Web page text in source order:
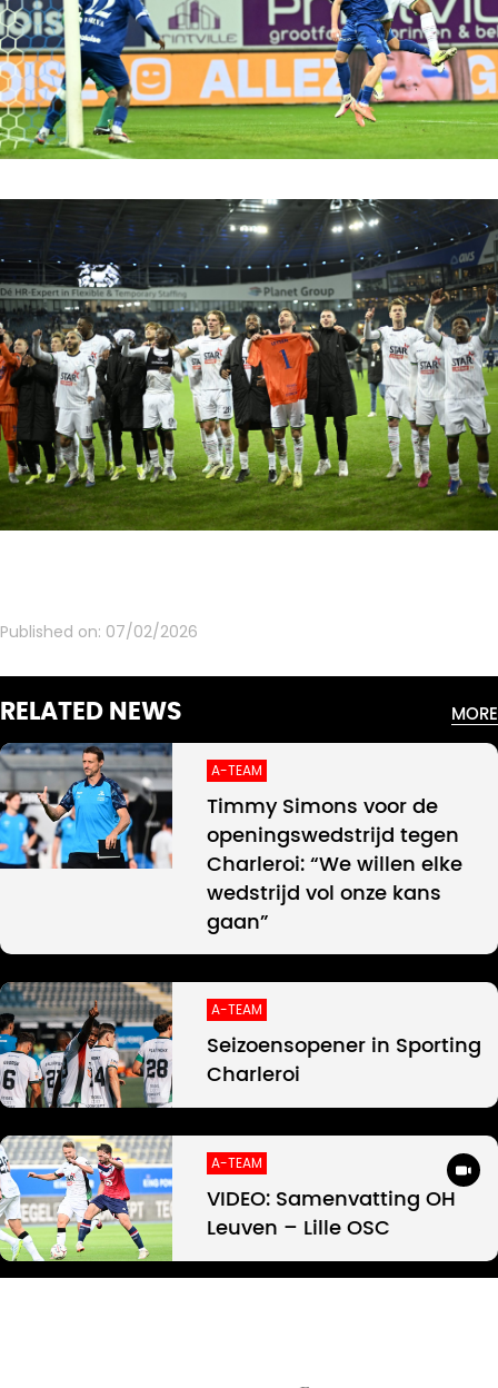
Published on: 07/02/2026
RELATED NEWS MORE
A-TEAM
Timmy Simons voor de
openingswedstrijd tegen
Charleroi: “We willen elke
wedstrijd vol onze kans
gaan”
A-TEAM
Seizoensopener in Sporting
Charleroi
A-TEAM
VIDEO: Samenvatting OH
Leuven – Lille OSC